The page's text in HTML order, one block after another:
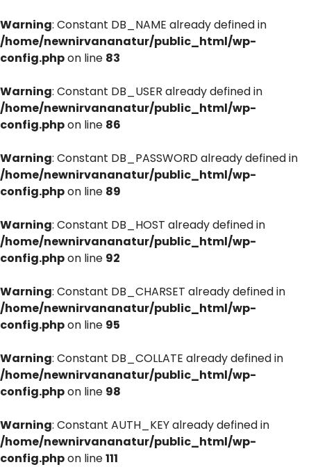
Warning: Constant DB_NAME already defined in
/home/newnirvananatur/public_html/wp-
config.phpon line 83
Warning: Constant DB_USER already defined in
/home/newnirvananatur/public_html/wp-
config.phpon line 86
Warning: Constant DB_PASSWORD already defined in
/home/newnirvananatur/public_html/wp-
config.phpon line 89
Warning: Constant DB_HOST already defined in
/home/newnirvananatur/public_html/wp-
config.phpon line 92
Warning: Constant DB_CHARSET already defined in
/home/newnirvananatur/public_html/wp-
config.phpon line 95
Warning: Constant DB_COLLATE already defined in
/home/newnirvananatur/public_html/wp-
config.phpon line 98
Warning: Constant AUTH_KEY already defined in
/home/newnirvananatur/public_html/wp-
config.phpon line111